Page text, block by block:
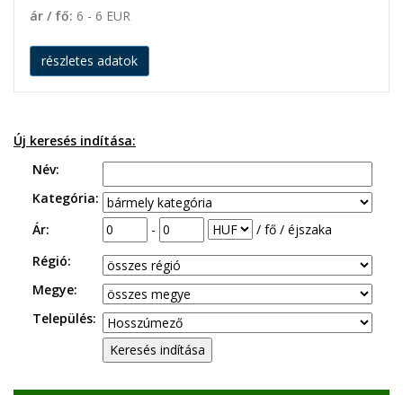
ár / fő: 6 - 6 EUR
részletes adatok
Új keresés indítása:
Név:
Kategória:
Ár:
-
/ fő / éjszaka
Régió:
Megye:
Település: